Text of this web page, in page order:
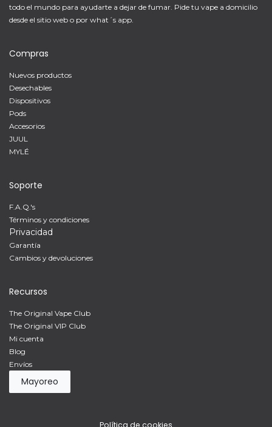
todo el mundo para ayudarte a dejar de fumar. Pide tu vape a domicilio
desde el sitio web o por what´s app.
Compras
Nuevos productos
Desechables
Dispositivos
Pods
Accesorios
JUUL
MYLÉ
Soporte
F.A.Q.'s
Términos y condiciones
Privacidad
Garantía
Cambios y devoluciones
Recursos
The Original Vape Club
The Original VIP Club
Mi cuenta
Blog
Envíos
Mayoreo